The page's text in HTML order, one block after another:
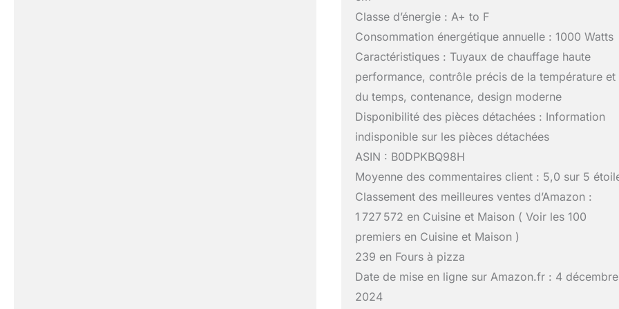
Classe d’énergie : A+ to F
Consommation énergétique annuelle : 1000 Watts
Caractéristiques : Tuyaux de chauffage haute
performance, contrôle précis de la température et
du temps, contenance, design moderne
Disponibilité des pièces détachées : Information
indisponible sur les pièces détachées
ASIN : B0DPKBQ98H
Moyenne des commentaires client : 5,0 sur 5
Classement des meilleures ventes d’Amazon :
1 727 572 en Cuisine et Maison ( Voir les 100
premiers en Cuisine et Maison )
239 en Fours à pizza
Date de mise en ligne sur Amazon.fr : 4 décembre
2024